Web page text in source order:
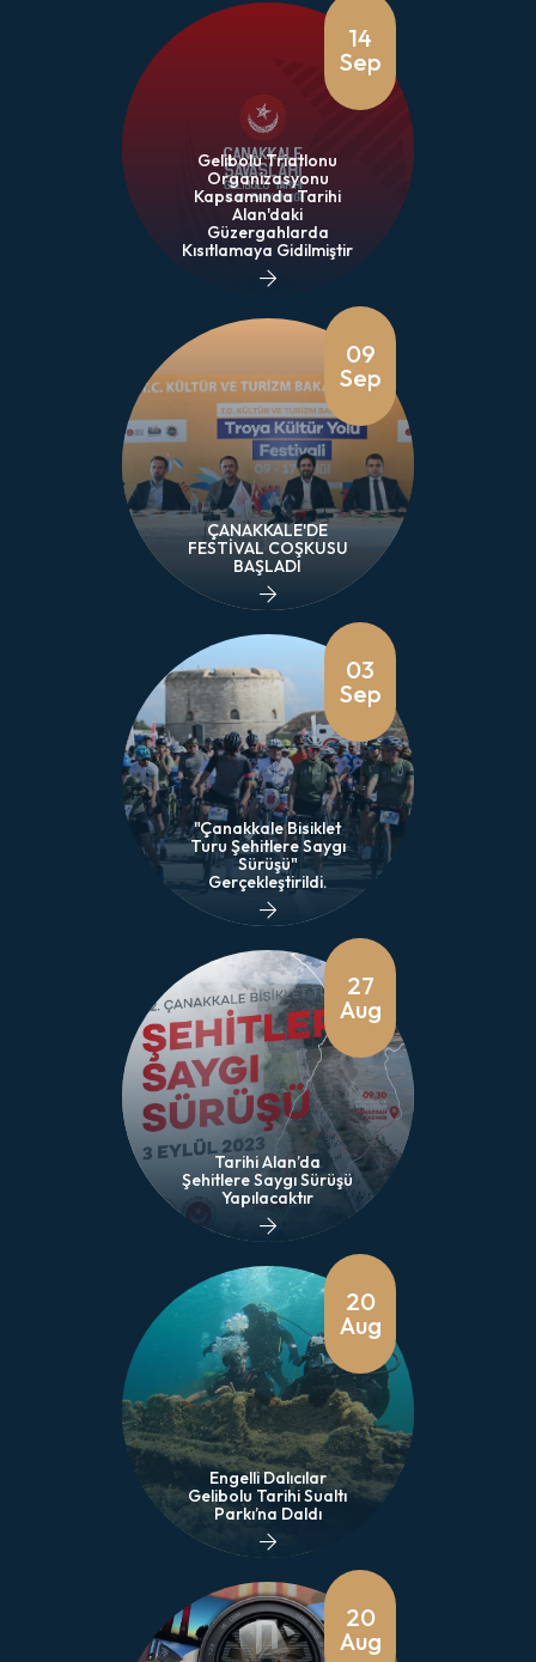
14
Sep
Gelibolu Triatlonu
Organizasyonu
Kapsamında Tarihi
Alan'daki
Güzergahlarda
Kısıtlamaya Gidilmiştir
09
Sep
ÇANAKKALE'DE
FESTİVAL COŞKUSU
BAŞLADI
03
Sep
"Çanakkale Bisiklet
Turu Şehitlere Saygı
Sürüşü"
Gerçekleştirildi.
27
Aug
Tarihi Alan’da
Şehitlere Saygı Sürüşü
Yapılacaktır
20
Aug
Engelli Dalıcılar
Gelibolu Tarihi Sualtı
Parkı’na Daldı
20
Aug